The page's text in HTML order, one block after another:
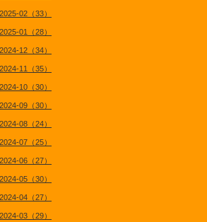
2025-02（33）
2025-01（28）
2024-12（34）
2024-11（35）
2024-10（30）
2024-09（30）
2024-08（24）
2024-07（25）
2024-06（27）
2024-05（30）
2024-04（27）
2024-03（29）